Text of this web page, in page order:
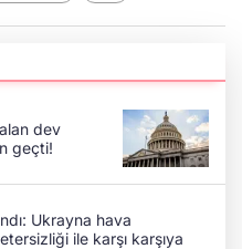
dev
geçti!
Ukrayna hava
ile karşı karşıya